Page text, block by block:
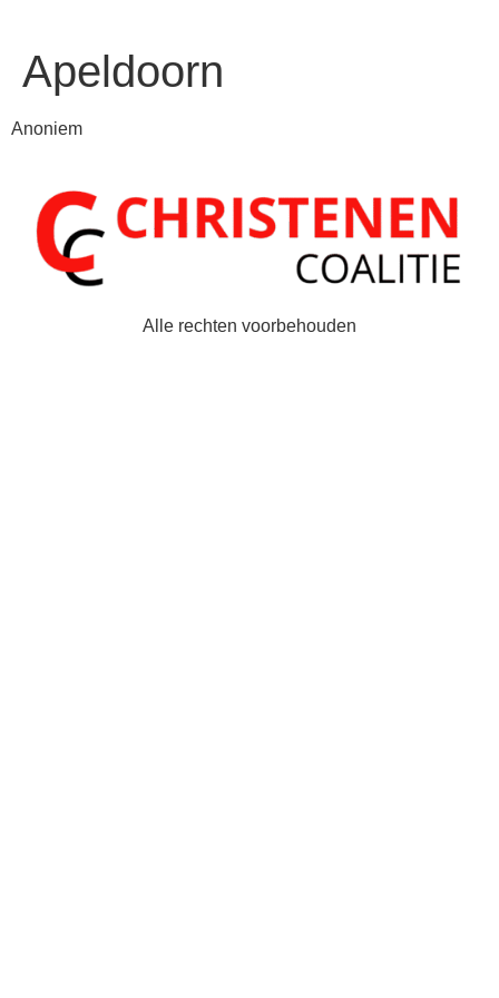
Apeldoorn
Anoniem
Alle rechten voorbehouden